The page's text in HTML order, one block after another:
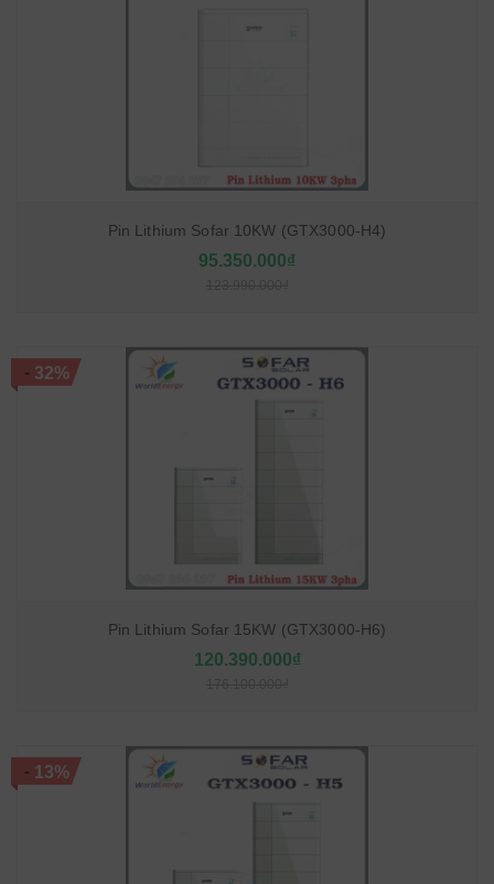
Pin Lithium Sofar 10KW (GTX3000-H4)
95.350.000₫
-32%
Pin Lithium Sofar 15KW (GTX3000-H6)
120.390.000₫
-13%